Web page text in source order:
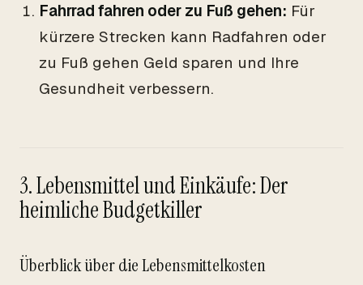
Fahrrad fahren oder zu Fuß gehen: Für
kürzere Strecken kann Radfahren oder
zu Fuß gehen Geld sparen und Ihre
Gesundheit verbessern.
3. Lebensmittel und Einkäufe: Der
heimliche Budgetkiller
Überblick über die Lebensmittelkosten